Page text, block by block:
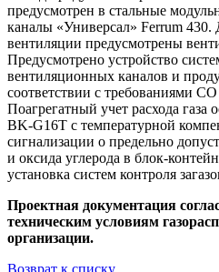
предусмотрен в стальные
каналы «Универсал» Ferrum
вентиляции предусмотрены
Предусмотрено устройство
вентиляционных каналов и
соответствии с требованиями
Поагрегатный учет расхода газа
BK-G16T с температурной
сигнализации о предельно
и оксида углерода в блок-
установка систем контроля
Проектная документация
техническим условиям
организации.
Возврат к списку